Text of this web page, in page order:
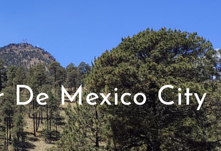
De Mexico City